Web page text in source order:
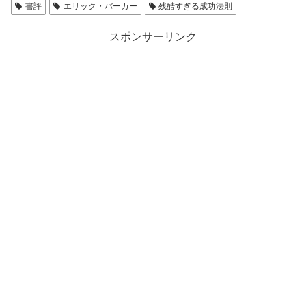
書評 エリック・バーカー 残酷すぎる成功法則
スポンサーリンク